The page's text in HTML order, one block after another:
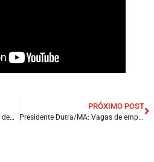
Preso suspeito de matar homem dentro de arraial na Vila Itamar na capital São Luís/MA.
PRÓXIMO POST
Presidente Dutra/MA: Vagas de emprego em nosso Quadro TEM VAGA. 23/07/2022.